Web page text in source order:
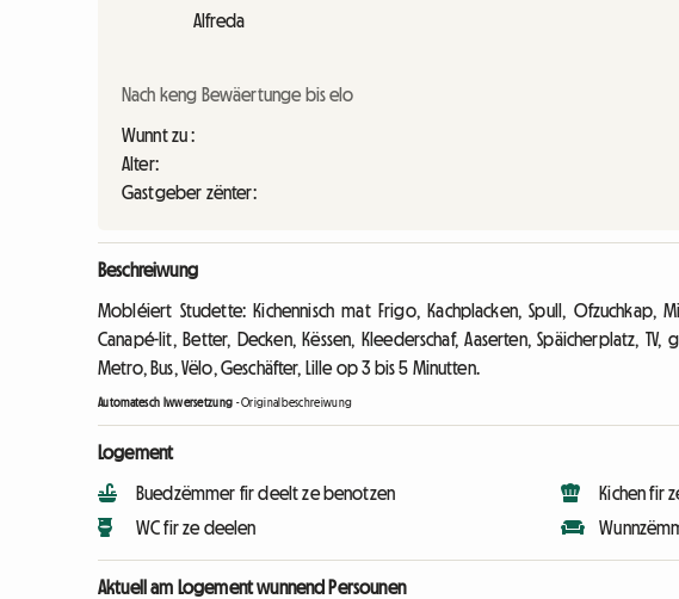
Alfreda
Nach keng Bewäertunge bis elo
Wunnt zu :
Alter:
Gastgeber zënter:
Beschreiwung
Mobléiert Studette: Kichennisch mat Frigo, Kachplacken, Spull, Ofzuchkap,
Canapé-lit, Better, Decken, Këssen, Kleederschaf, Aaserten, Späicherplatz, TV,
Metro, Bus, Vëlo, Geschäfter, Lille op 3 bis 5 Minutten.
Automatesch Iwwersetzung -Originalbeschreiwung
Logement
Buedzëmmer fir deelt ze benotzen
WC fir ze deelen
Kichen fir
Aktuell am Logement wunnend Persounen